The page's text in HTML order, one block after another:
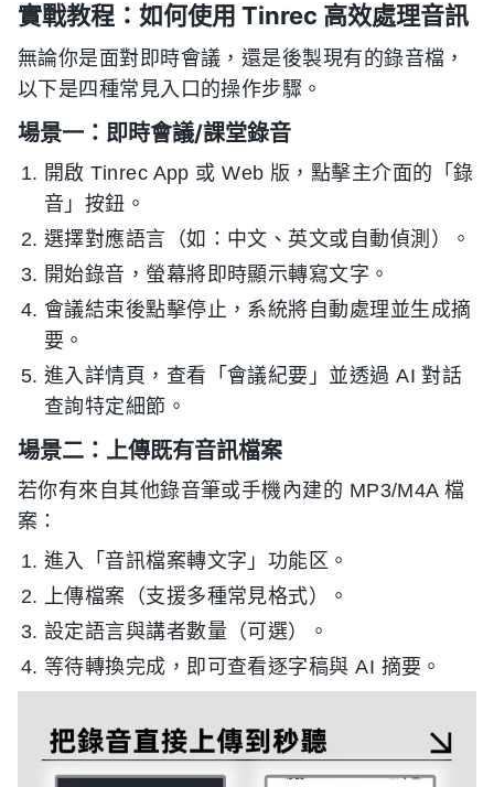
實戰教程：如何使用 Tinrec 高效處理音訊
無論你是面對即時會議，還是後製現有的錄音檔，
以下是四種常見入口的操作步驟。
場景一：即時會議/課堂錄音
開啟 Tinrec App 或 Web 版，點擊主介面的「錄
音」按鈕。
選擇對應語言（如：中文、英文或自動偵測）。
開始錄音，螢幕將即時顯示轉寫文字。
會議結束後點擊停止，系統將自動處理並生成摘
要。
進入詳情頁，查看「會議紀要」並透過 AI 對話
查詢特定細節。
場景二：上傳既有音訊檔案
若你有來自其他錄音筆或手機內建的 MP3/M4A 檔
案：
進入「音訊檔案轉文字」功能区。
上傳檔案（支援多種常見格式）。
設定語言與講者數量（可選）。
等待轉換完成，即可查看逐字稿與 AI 摘要。